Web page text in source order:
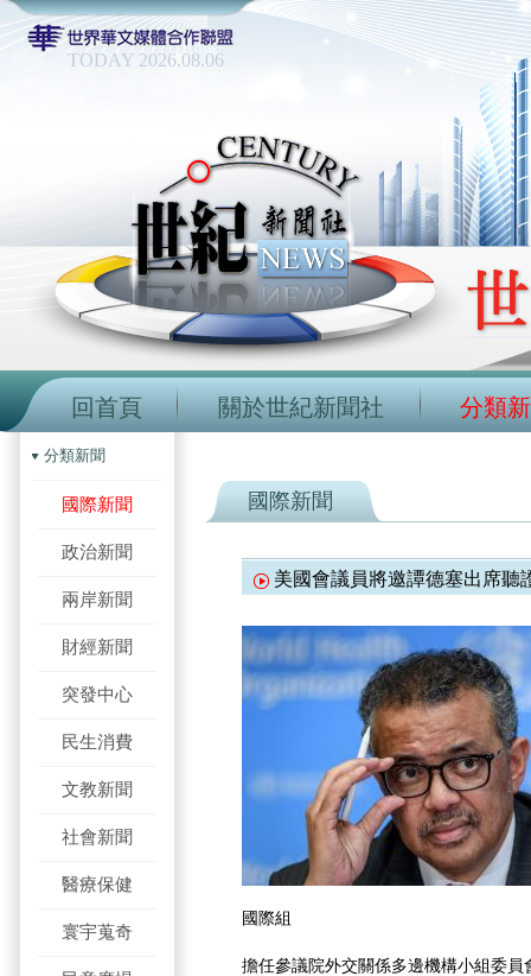
TODAY 2026.08.06
回首頁 關於世紀新聞社 分類
分類新聞
國際新聞
政治新聞
兩岸新聞
財經新聞
突發中心
民生消費
文教新聞
社會新聞
醫療保健
寰宇蒐奇
國際新聞
美國會議員將邀譚德塞出席聽
國際組
擔任參議院外交關係多邊機構小組委